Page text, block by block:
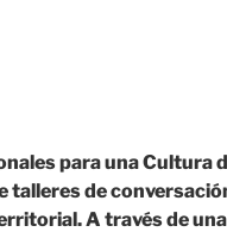
para una Cultura
talleres de
A través de